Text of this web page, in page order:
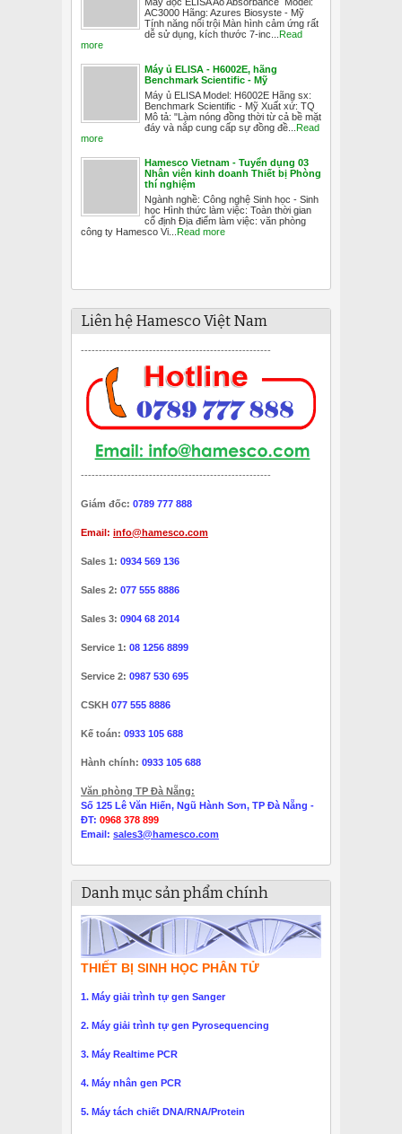
AC3000 Hãng: Azures Biosyste - Mỹ
Tính năng nổi trội Màn hình cảm ứng rất
dễ sử dụng, kích thước 7-inc...
Read
more
Máy ủ ELISA - H6002E, hãng
Benchmark Scientific - Mỹ
Máy ủ ELISA Model: H6002E Hãng sx:
Benchmark Scientific - Mỹ Xuất xứ: TQ
Mô tả: "Làm nóng đồng thời từ cả bề mặt
đáy và nắp cung cấp sự đồng đề...
Read
more
Hamesco Vietnam - Tuyển dụng 03
Nhân viên kinh doanh Thiết bị Phòng
thí nghiệm
Ngành nghề: Công nghệ Sinh học - Sinh
học Hình thức làm việc: Toàn thời gian
cố định Địa điểm làm việc: văn phòng
công ty Hamesco Vi...
Read more
Liên hệ Hamesco Việt Nam
-----------------------------------------------------
-----------------------------------------------------
Giám đốc: 0789 777 888
Email: info@hamesco.com
Sales 1: 0934 569 136
Sales 2: 077 555 8886
Sales 3: 0904 68 2014
Service 1: 08 1256 8899
Service 2: 0987 530 695
CSKH 077 555 8886
Kế toán: 0933 105 688
Hành chính: 0933 105 688
Văn phòng TP Đà Nẵng:
Số 125 Lê Văn Hiến, Ngũ Hành Sơn, TP Đà Nẵng -
ĐT: 0968 378 899
Email: sales3@hamesco.com
Danh mục sản phẩm chính
THIẾT BỊ SINH HỌC PHÂN TỬ
1. Máy giải trình tự gen Sanger
2. Máy giải trình tự gen Pyrosequencing
3. Máy Realtime PCR
4. Máy nhân gen PCR
5. Máy tách chiết DNA/RNA/Protein